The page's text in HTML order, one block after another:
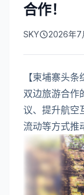
合作！
SKY 2026年7
【柬埔寨头
双边旅游合作
议、提升航空
流动等方式推